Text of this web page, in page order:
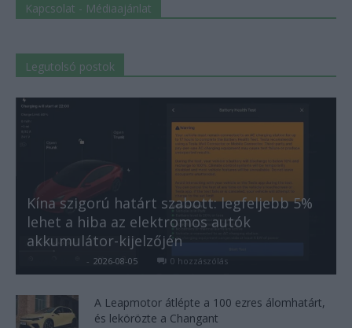
Kapcsolat - Médiaajánlat
Legutolsó postok
Kína szigorú határt szabott: legfeljebb 5%
lehet a hiba az elektromos autók
akkumulátor-kijelzőjén
- 2026-08-05 0 hozzászólás
A Leapmotor átlépte a 100 ezres álomhatárt,
és lekörözte a Changant